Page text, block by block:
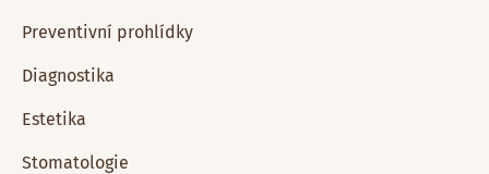
Preventivní prohlídky
Diagnostika
Estetika
Stomatologie